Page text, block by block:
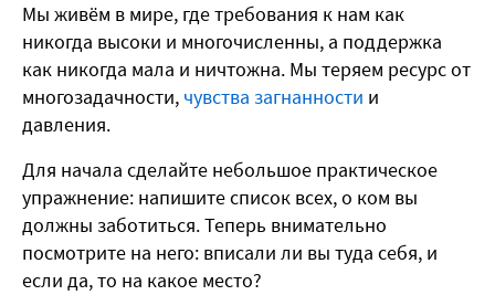
Мы живём в мире, где требования к нам как
никогда высоки и многочисленны, а поддержка
как никогда мала и ничтожна. Мы теряем ресурс от
многозадачности, чувства загнанности и
давления.
Для начала сделайте небольшое практическое
упражнение: напишите список всех, о ком вы
должны заботиться. Теперь внимательно
посмотрите на него: вписали ли вы туда себя, и
если да, то на какое место?